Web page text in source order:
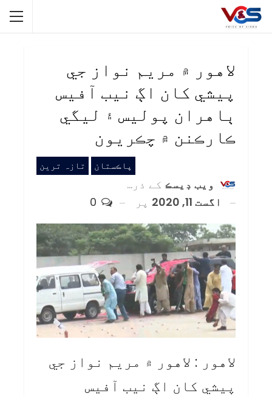
لاهور ۾ مريم نواز جي
پيشي کان اڳ نيب آفيس
ٻاهران پوليس ۽ ليگي
ڪارڪنن ۾ چڪريون
پاڪستان تازہ ترین
ويب ڊيسڪ کے ذریعہ
اگست 11, 2020
پر
لاهور : لاهور ۾ مريم نواز جي
پيشي کان اڳ نيب آفيس